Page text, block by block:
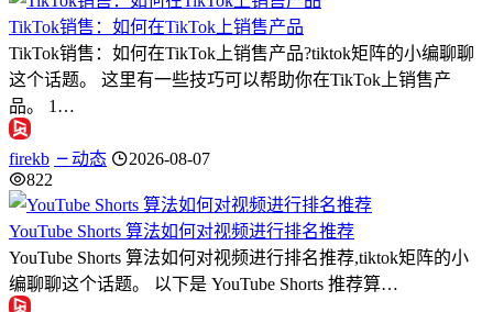
TikTok销售：如何在TikTok上销售产品
TikTok销售：如何在TikTok上销售产品?tiktok矩阵的小编聊聊
这个话题。 这里有一些技巧可以帮助你在TikTok上销售产
品。 1…
firekb 动态
2026-08-07
822
YouTube Shorts 算法如何对视频进行排名推荐
YouTube Shorts 算法如何对视频进行排名推荐,tiktok矩阵的小
编聊聊这个话题。 以下是 YouTube Shorts 推荐算…